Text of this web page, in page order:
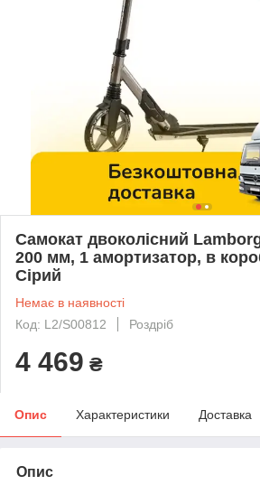
Самокат двоколісний
200 мм, 1 амортизатор, в
Сірий
Немає в наявності
Код: L2/S00812
Роздріб
4 469 ₴
Опис Характеристики Доставка
Опис